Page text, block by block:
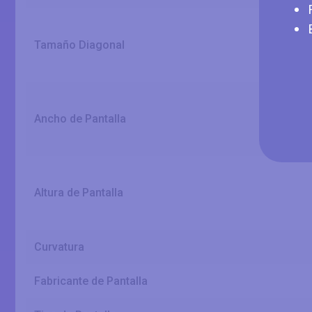
Tamaño Diagonal
Ancho de Pantalla
Altura de Pantalla
Curvatura
Fabricante de Pantalla